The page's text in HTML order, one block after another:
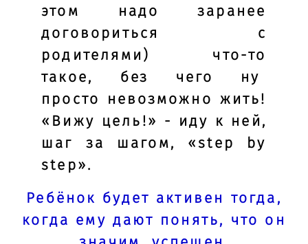
этом надо заранее
договориться с
родителями) что-то
такое, без чего ну
просто невозможно жить!
«Вижу цель!» - иду к ней,
шаг за шагом, «stеp by
stеp».
Ребёнок будет активен тогда,
когда ему дают понять, что он